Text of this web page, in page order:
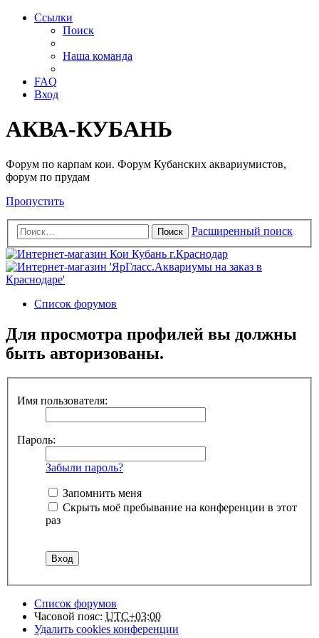
Ссылки
Поиск
Наша команда
FAQ
Вход
АКВА-КУБАНЬ
Форум по карпам кои. Форум Кубанских аквариумистов,
форум по прудам
Пропустить
Поиск Расширенный поиск
Список форумов
Для просмотра профилей вы должны
быть авторизованы.
Имя пользователя:
Пароль:
Забыли пароль?
Запомнить меня
Скрыть моё пребывание на конференции в этот
раз
Список форумов
Часовой пояс: UTC+03:00
Удалить cookies конференции